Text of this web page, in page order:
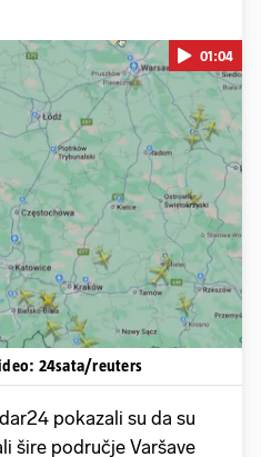
videa...
01:04
24sata/reuters
pokazali su da su
šire područje Varšave